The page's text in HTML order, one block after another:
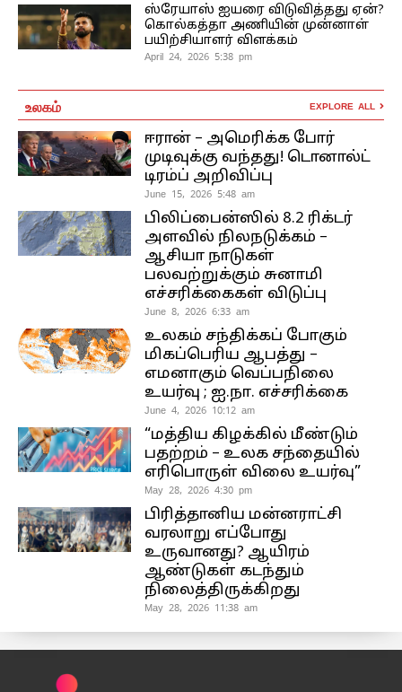
ஸ்ரேயாஸ் ஐயரை விடுவித்தது ஏன்?
கொல்கத்தா அணியின் முன்னாள்
பயிற்சியாளர் விளக்கம்
April 24, 2026 5:38 pm
உலகம் EXPLORE ALL
ஈரான் – அமெரிக்க போர்
முடிவுக்கு வந்தது! டொனால்ட்
டிரம்ப் அறிவிப்பு
June 15, 2026 5:48 am
பிலிப்பைன்ஸில் 8.2 ரிக்டர்
அளவில் நிலநடுக்கம் –
ஆசியா நாடுகள்
பலவற்றுக்கும் சுனாமி
எச்சரிக்கைகள் விடுப்பு
June 8, 2026 6:33 am
உலகம் சந்திக்கப் போகும்
மிகப்பெரிய ஆபத்து –
எமனாகும் வெப்பநிலை
உயர்வு ; ஐ.நா. எச்சரிக்கை
June 4, 2026 10:12 am
“மத்திய கிழக்கில் மீண்டும்
பதற்றம் – உலக சந்தையில்
எரிபொருள் விலை உயர்வு”
May 28, 2026 4:30 pm
பிரித்தானிய மன்னராட்சி
வரலாறு எப்போது
உருவானது? ஆயிரம்
ஆண்டுகள் கடந்தும்
நிலைத்திருக்கிறது
May 28, 2026 11:38 am